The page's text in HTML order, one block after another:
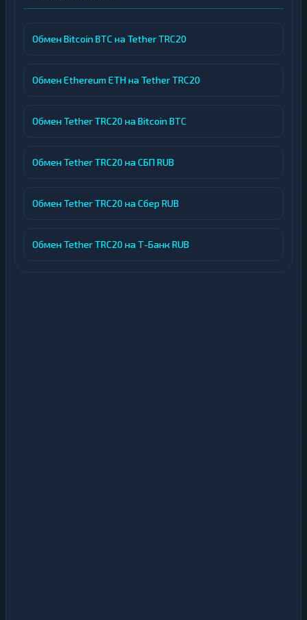
Обмен Bitcoin BTC на Tether TRC20
Обмен Ethereum ETH на Tether TRC20
Обмен Tether TRC20 на Bitcoin BTC
Обмен Tether TRC20 на СБП RUB
Обмен Tether TRC20 на Сбер RUB
Обмен Tether TRC20 на Т-Банк RUB